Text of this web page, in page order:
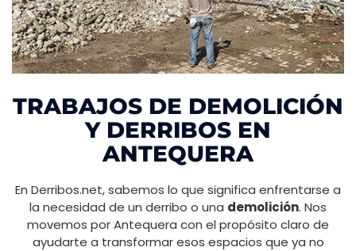
TRABAJOS DE DEMOLICIÓN
Y DERRIBOS EN
ANTEQUERA
En Derribos.net, sabemos lo que significa enfrentarse a
la necesidad de un derribo o una demolición. Nos
movemos por Antequera con el propósito claro de
ayudarte a transformar esos espacios que ya no